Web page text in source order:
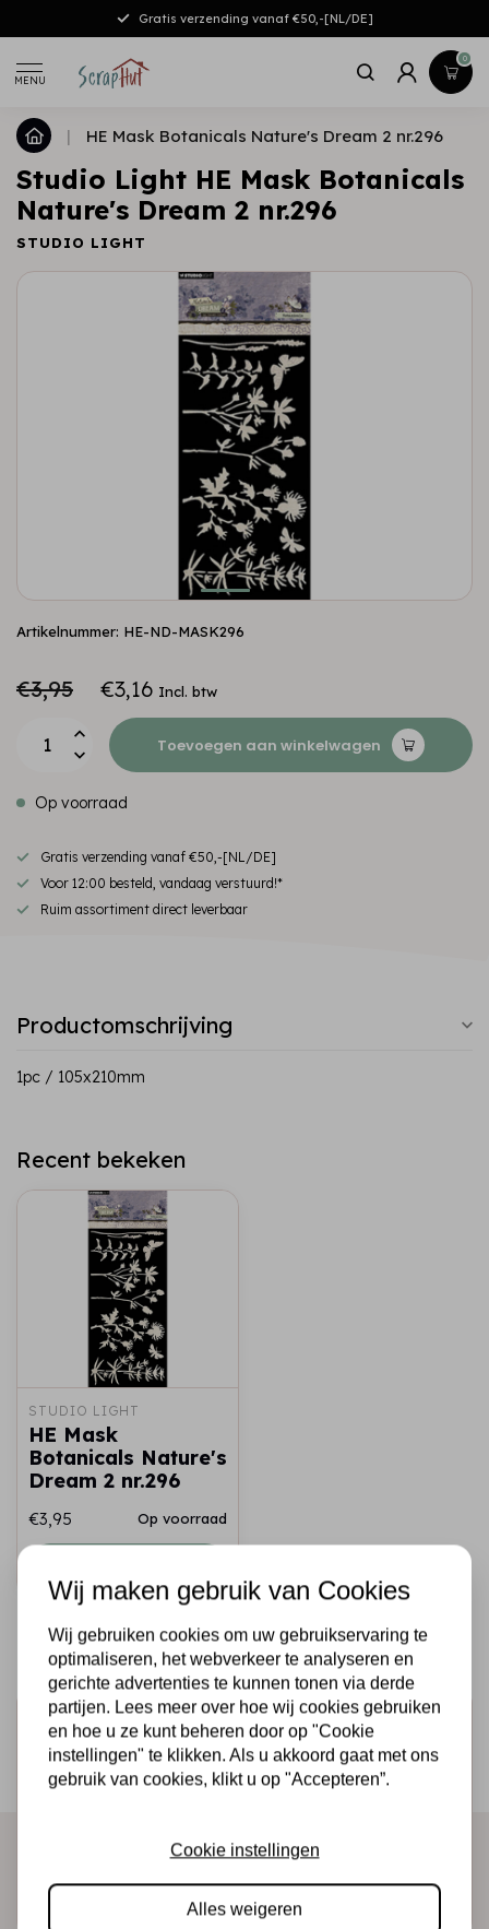
Gratis verzending vanaf €50,-[NL/DE]
MENU
0
| HE Mask Botanicals Nature's Dream 2 nr.296
Studio Light HE Mask Botanicals
Nature's Dream 2 nr.296
STUDIO LIGHT
Artikelnummer: HE-ND-MASK296
€3,95 €3,16 Incl. btw
Toevoegen aan winkelwagen
Op voorraad
Gratis verzending vanaf €50,-[NL/DE]
Voor 12:00 besteld, vandaag verstuurd!*
Ruim assortiment direct leverbaar
Productomschrijving
1pc / 105x210mm
Recent bekeken
STUDIO LIGHT
HE Mask
Botanicals Nature's
Dream 2 nr.296
€3,95 Op voorraad
Schrijf je in voor de nieuwsbrief
Ontvang als eerste onze actie en nieuwe producten
direct in je mailbox!
Abonneer
Wij maken gebruik van Cookies
Wij gebruiken cookies om uw gebruikservaring te
optimaliseren, het webverkeer te analyseren en
gerichte advertenties te kunnen tonen via derde
partijen. Lees meer over hoe wij cookies gebruiken
en hoe u ze kunt beheren door op "Cookie
instellingen" te klikken. Als u akkoord gaat met ons
gebruik van cookies, klikt u op "Accepteren”.
Cookie instellingen
Alles weigeren